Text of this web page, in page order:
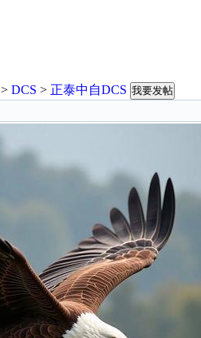
> DCS > 正泰中自DCS 我要发帖